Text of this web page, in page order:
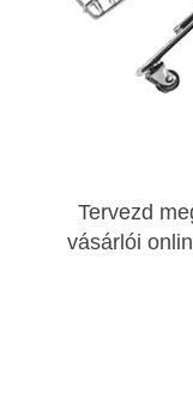
Tervezd
vásárlói